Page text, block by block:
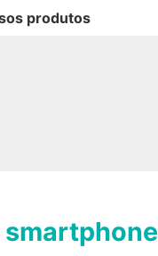
produtos